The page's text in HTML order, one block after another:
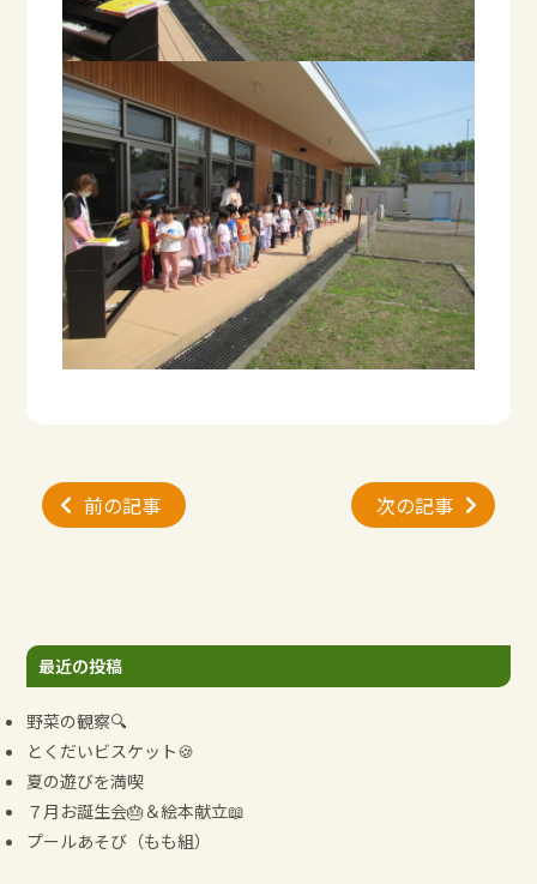
投
稿
ー
シ
ン
前の記事 次の記事
最近の投稿
野菜の観察🔍
とくだいビスケット🍪
夏の遊びを満喫
７月お誕生会🎂＆絵本献立📖
プールあそび（もも組）